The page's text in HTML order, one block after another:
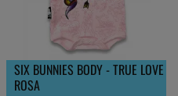
SIX BUNNIES BODY - TRUE LOVE
ROSA